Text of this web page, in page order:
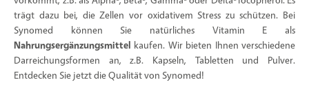
trägt dazu bei, die Zellen vor oxidativem Stress zu schützen. Bei
Synomed können Sie natürliches Vitamin E als
Nahrungsergänzungsmittel kaufen. Wir bieten Ihnen verschiedene
Darreichungsformen an, z.B. Kapseln, Tabletten und Pulver.
Entdecken Sie jetzt die Qualität von Synomed!